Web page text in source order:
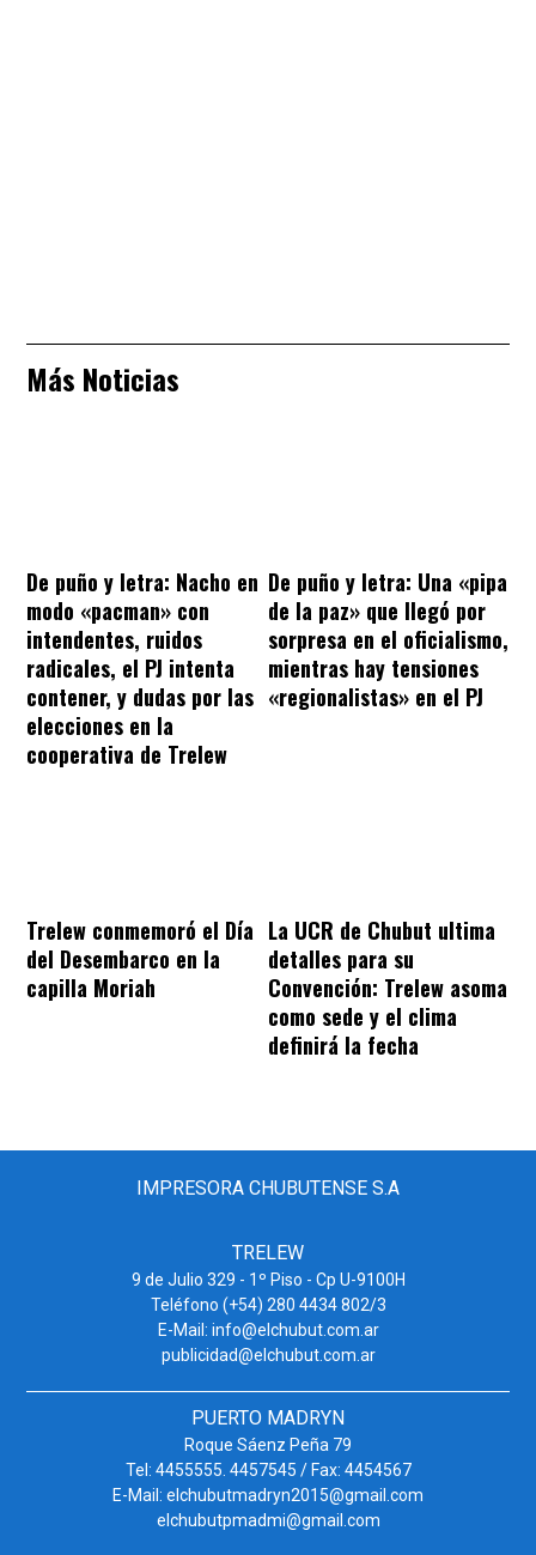
Más Noticias
De puño y letra: Nacho en
modo «pacman» con
intendentes, ruidos
radicales, el PJ intenta
contener, y dudas por las
elecciones en la
cooperativa de Trelew
De puño y letra: Una «pipa
de la paz» que llegó por
sorpresa en el oficialismo,
mientras hay tensiones
«regionalistas» en el PJ
Trelew conmemoró el Día
del Desembarco en la
capilla Moriah
La UCR de Chubut ultima
detalles para su
Convención: Trelew asoma
como sede y el clima
definirá la fecha
IMPRESORA CHUBUTENSE S.A
TRELEW
9 de Julio 329 - 1º Piso - Cp U-9100H
Teléfono (+54) 280 4434 802/3
E-Mail: info@elchubut.com.ar
publicidad@elchubut.com.ar
PUERTO MADRYN
Roque Sáenz Peña 79
Tel: 4455555. 4457545 / Fax: 4454567
E-Mail: elchubutmadryn2015@gmail.com
elchubutpmadmi@gmail.com